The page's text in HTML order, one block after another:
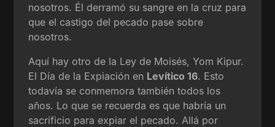
nosotros. Él derramó su sangre en la cruz para
que el castigo del pecado pase sobre
nosotros.
Aquí hay otro de la Ley de Moisés, Yom Kipur.
El Día de la Expiación en Levítico 16. Esto
todavía se conmemora también todos los
años. Lo que se recuerda es que habría un
sacrificio para expiar el pecado. Allá por